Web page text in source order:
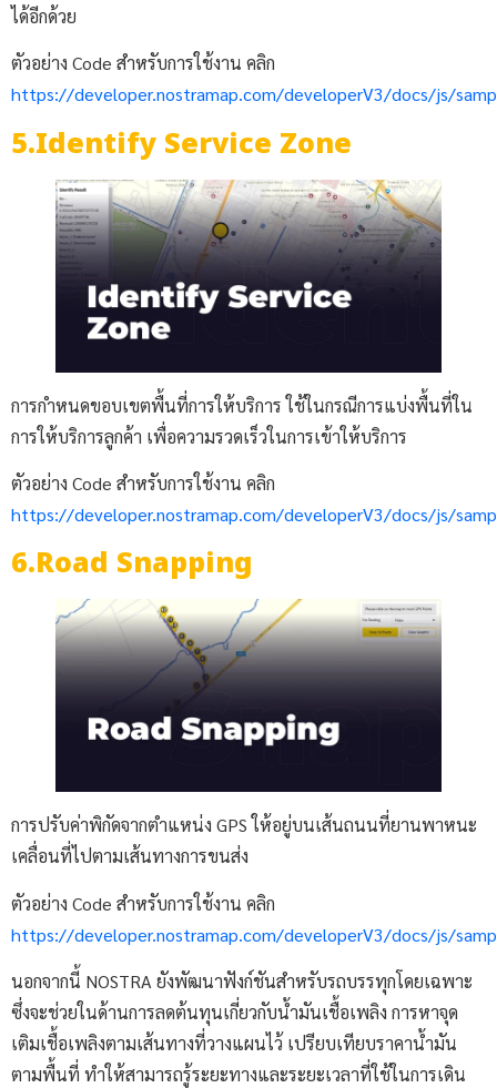
ได้อีกด้วย
ตัวอย่าง Code สำหรับการใช้งาน คลิก
https://developer.nostramap.com/developerV3/docs/js/
5.Identify Service Zone
การกำหนดขอบเขตพื้นที่การให้บริการ ใช้ในกรณีการแบ่งพื้นที่ใน
การให้บริการลูกค้า เพื่อความรวดเร็วในการเข้าให้บริการ
ตัวอย่าง Code สำหรับการใช้งาน คลิก
https://developer.nostramap.com/developerV3/docs/js/
6.Road Snapping
การปรับค่าพิกัดจากตำแหน่ง GPS ให้อยู่บนเส้นถนนที่ยานพาหนะ
เคลื่อนที่ไปตามเส้นทางการขนส่ง
ตัวอย่าง Code สำหรับการใช้งาน คลิก
https://developer.nostramap.com/developerV3/docs/js/
นอกจากนี้ NOSTRA ยังพัฒนาฟังก์ชันสำหรับรถบรรทุกโดยเฉพาะ
ซึ่งจะช่วยในด้านการลดต้นทุนเกี่ยวกับน้ำมันเชื้อเพลิง การหาจุด
เติมเชื้อเพลิงตามเส้นทางที่วางแผนไว้ เปรียบเทียบราคาน้ำมัน
ตามพื้นที่ ทำให้สามารถรู้ระยะทางและระยะเวลาที่ใช้ในการเดิน